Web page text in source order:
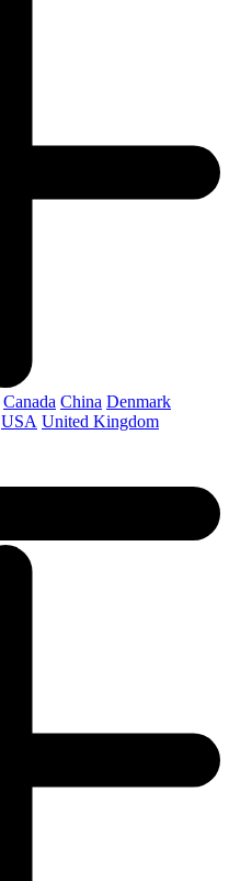
Canada China Denmark
USA United Kingdom